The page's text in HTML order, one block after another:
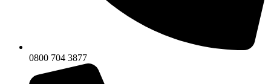
0800 704 3877